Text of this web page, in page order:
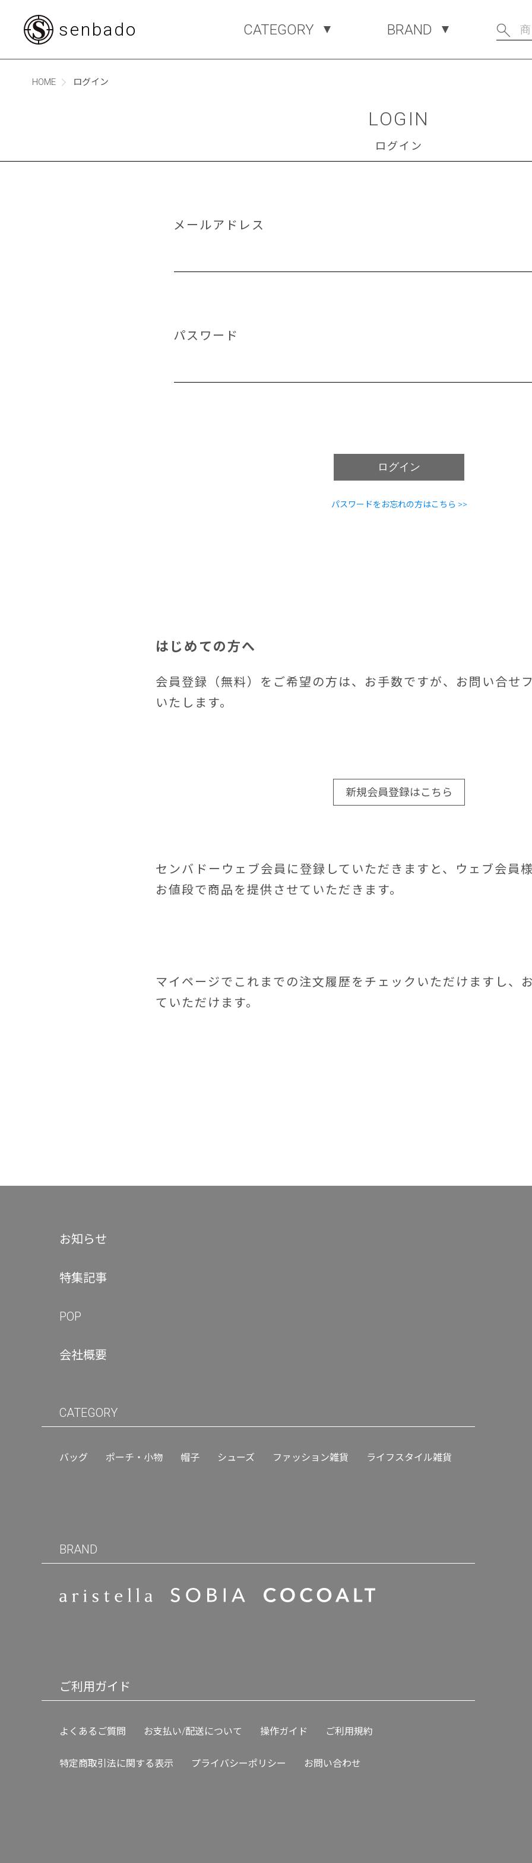
senbado CATEGORY BRAND
HOME ログイン
LOGIN
ログイン
メールアドレス
パスワード
ログイン
パスワードをお忘れの方はこちら >>
はじめての方へ
会員登録（無料）をご希望の方は、お手数ですが、お問い合せ
いたします。
新規会員登録はこちら
センバドーウェブ会員に登録していただきますと、ウェブ会員
お値段で商品を提供させていただきます。
マイページでこれまでの注文履歴をチェックいただけますし、
ていただけます。
お知らせ
特集記事
POP
会社概要
CATEGORY
バッグ ポーチ・小物 帽子 シューズ ファッション雑貨 ライフスタイル雑貨
BRAND
ご利用ガイド
よくあるご質問 お支払い/配送について 操作ガイド ご利用規約
特定商取引法に関する表示 プライバシーポリシー お問い合わせ